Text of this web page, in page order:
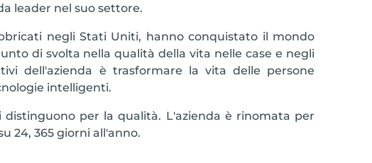
leader nel suo settore.
negli Stati Uniti, hanno conquistato il mondo
di svolta nella qualità della vita nelle case e negli
dell'azienda è trasformare la vita delle persone
intelligenti.
per la qualità. L'azienda è rinomata per
24, 365 giorni all'anno.